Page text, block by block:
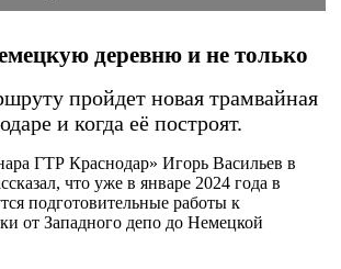
деревню и не только
пройдет новая трамвайная
и когда её построят.
ГТР Краснодар» Игорь Васильев в
что уже в январе 2024 года в
подготовительные работы к
от Западного депо до Немецкой